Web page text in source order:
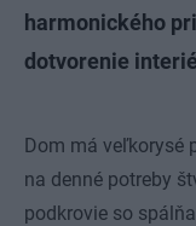
harmonického
dotvorenie
Dom má veľkorysé
na denné potreby
podkrovie so